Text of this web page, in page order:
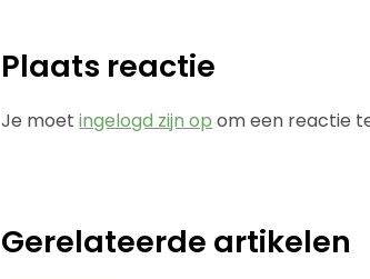
Plaats reactie
Je moetingelogd zijn op om een reactie
Gerelateerde artikelen